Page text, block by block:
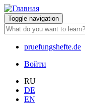
Перейти
к
основному
содержанию
Toggle navigation
Hauptnavigation
pruefungshefte.de
Benutzermenü
Войти
RU
DE
EN